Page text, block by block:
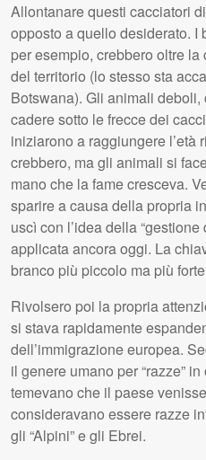
Allontanare questi cacciatori
opposto a quello desiderato. I
per esempio, crebbero oltre
del territorio (lo stesso sta
Botswana). Gli animali
cadere sotto le frecce dei
iniziarono a raggiungere l’età
crebbero, ma gli animali si
mano che la fame cresceva.
sparire a causa della propria
uscì con l’idea della
applicata ancora oggi. La
branco più piccolo ma più
Rivolsero poi la propria
si stava rapidamente
dell’immigrazione europea.
il genere umano per “razze”
temevano che il paese
consideravano essere razze
gli “Alpini” e gli Ebrei.